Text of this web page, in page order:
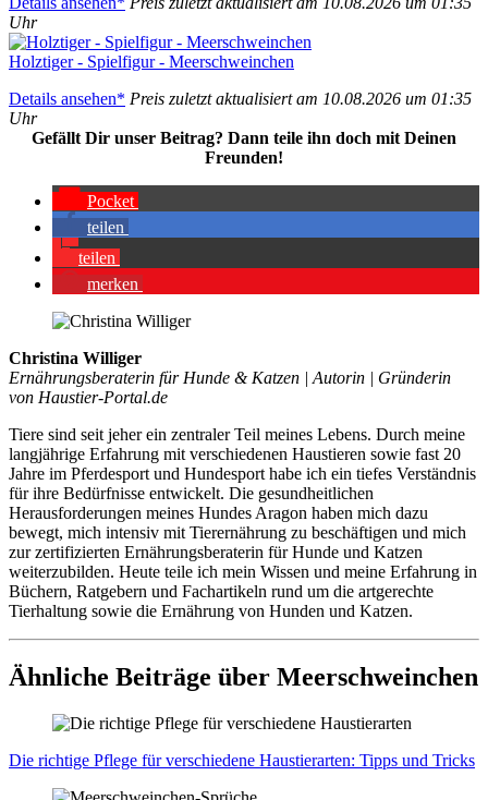
Uhr
Holz­ti­ger - Spiel­fi­gur - Meer­schwein­chen
Details anse­hen* Preis zuletzt aktua­li­siert am 10.08.2026 um 01:35
Uhr
Gefällt Dir unser Bei­trag? Dann tei­le ihn doch mit Dei­nen
Freun­den!
Pocket
tei­len
tei­len
mer­ken
Christina Williger
Ernährungsberaterin für Hunde & Katzen | Autorin | Gründerin
von Haustier-Portal.de
Tiere sind seit jeher ein zentraler Teil meines Lebens. Durch meine
langjährige Erfahrung mit verschiedenen Haustieren sowie fast 20
Jahre im Pferdesport und Hundesport habe ich ein tiefes Verständnis
für ihre Bedürfnisse entwickelt. Die gesundheitlichen
Herausforderungen meines Hundes Aragon haben mich dazu
bewegt, mich intensiv mit Tierernährung zu beschäftigen und mich
zur zertifizierten Ernährungsberaterin für Hunde und Katzen
weiterzubilden. Heute teile ich mein Wissen und meine Erfahrung in
Büchern, Ratgebern und Fachartikeln rund um die artgerechte
Tierhaltung sowie die Ernährung von Hunden und Katzen.
Ähnliche Beiträge über Meerschweinchen
Die rich­ti­ge Pfle­ge für ver­schie­de­ne Haus­tier­ar­ten: Tipps und Tricks